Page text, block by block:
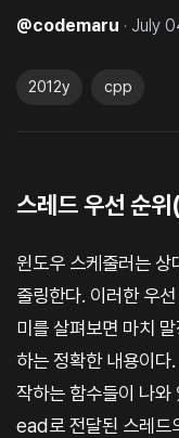
@codemaru · July
2012y cpp
스레드 우선
윈도우 스케줄러는 상
줄링한다. 이러한 우
미를 살펴보면 마치
하는 정확한 내용이
작하는 함수들이 나
ead로 전달된 스레